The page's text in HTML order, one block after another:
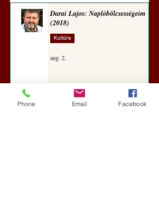
Darai Lajos: Naplóbölcsességeim
(2018)
Kultúra
aug. 2.
A Rothschildok és a Pentagon
Phone Email Facebook